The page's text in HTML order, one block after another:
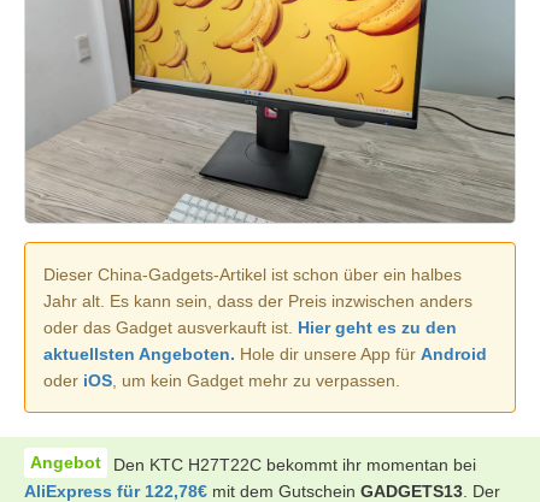
Dieser China-Gadgets-Artikel ist schon über ein halbes
Jahr alt. Es kann sein, dass der Preis inzwischen anders
oder das Gadget ausverkauft ist. Hier geht es zu den
aktuellsten Angeboten. Hole dir unsere App für Android
oder iOS , um kein Gadget mehr zu verpassen.
Den KTC H27T22C bekommt ihr momentan bei
AliExpress für 122,78€ mit dem Gutschein GADGETS13 . Der